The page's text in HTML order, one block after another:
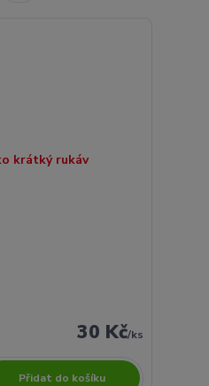
30 Kč/ks
Přidat do košíku